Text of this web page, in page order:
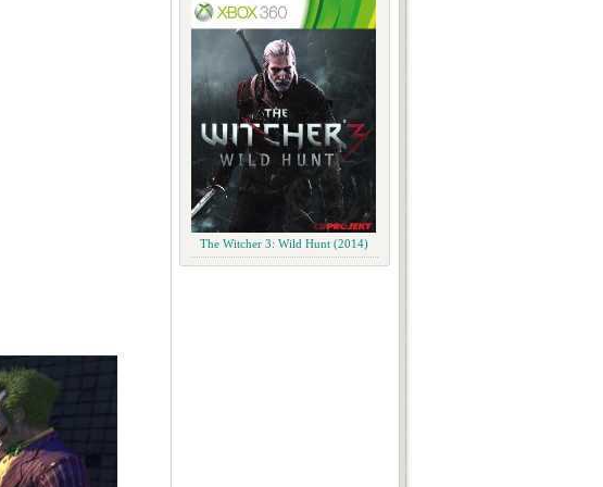
The Witcher 3: Wild Hunt (2014)